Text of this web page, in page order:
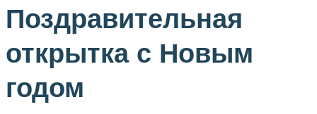
Поздравительная
открытка с Новым
годом